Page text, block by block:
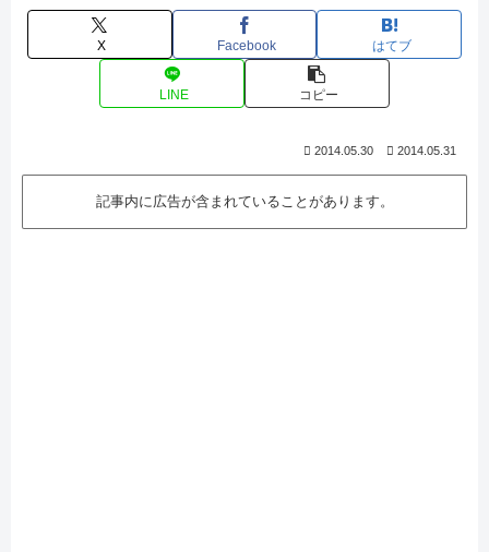
X Facebook はてブ
LINE コピー
2014.05.30 2014.05.31
記事内に広告が含まれていることがあります。